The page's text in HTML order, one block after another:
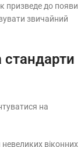
призведе до появи
звичайний
стандарти
на
віконних